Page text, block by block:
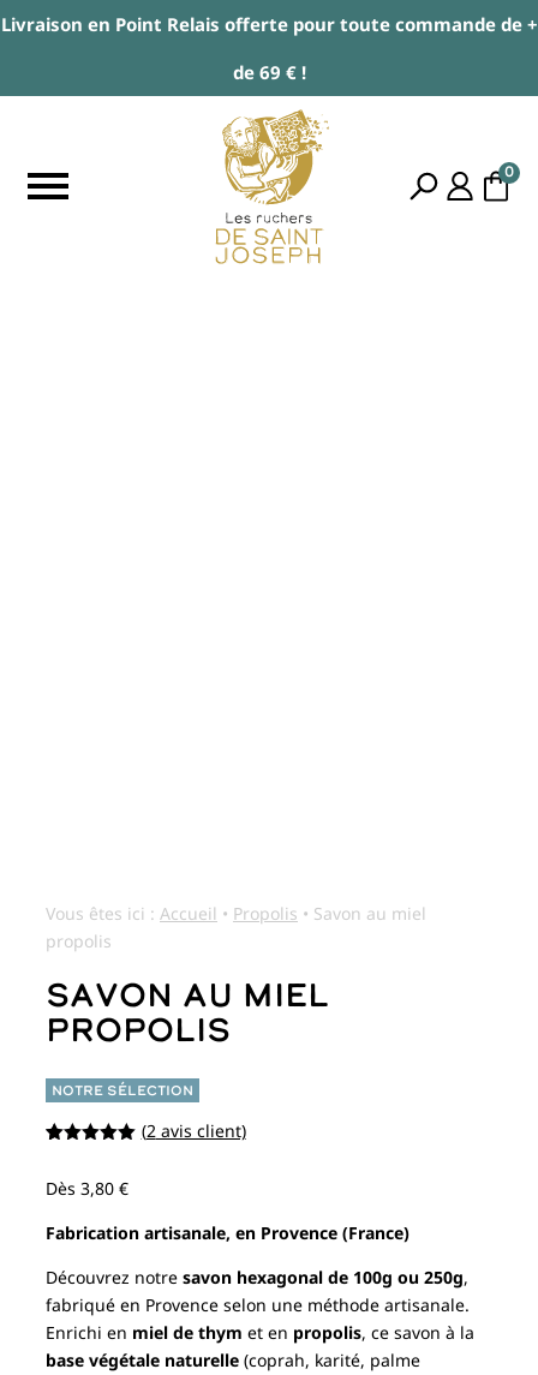
Livraison en Point Relais offerte pour toute commande de +
de 69 € !
0
Vous êtes ici : Accueil • Propolis • Savon au miel
propolis
Savon au miel
propolis
NOTRE SÉLECTION
basé sur
client
(2 avis client)
Dès 3,80 €
Fabrication artisanale, en Provence (France)
Découvrez notre savon hexagonal de 100g ou 250g,
fabriqué en Provence selon une méthode artisanale.
Enrichi en miel de thym et en propolis, ce savon à la
base végétale naturelle (coprah, karité, palme